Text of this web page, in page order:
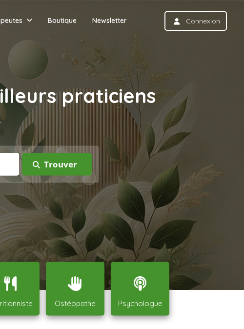
Connexion
Boutique Newsletter
praticiens
Ostéopathe Psychologue